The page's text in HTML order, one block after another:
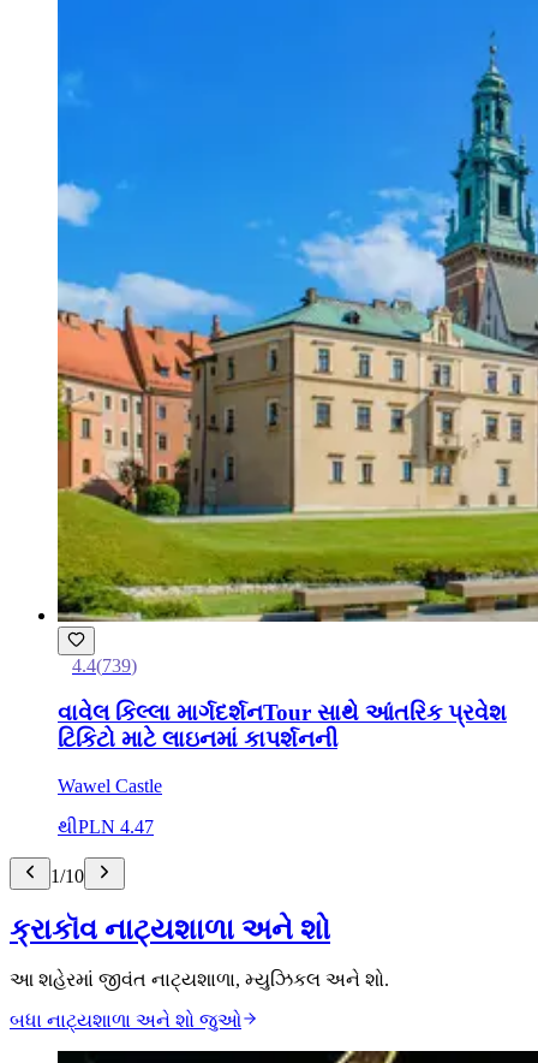
4.4(739)
વાવેલ કિલ્લા માર્ગદર્શનTour સાથે આંતરિક પ્રવેશ
ટિકિટો માટે લાઇનમાં કાપર્શનની
Wawel Castle
થીPLN 4.47
1/10
ક્રાકૉવ નાટ્યશાળા અને શો
આ શહેરમાં જીવંત નાટ્યશાળા, મ્યુઝિકલ અને શો.
બધા નાટ્યશાળા અને શો જુઓ